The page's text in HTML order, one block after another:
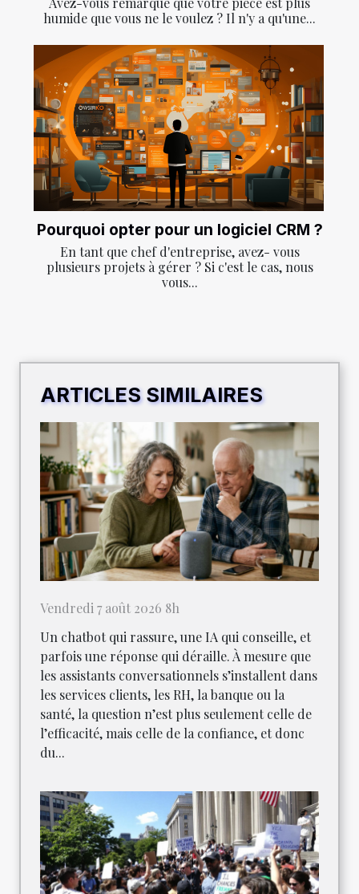
humide que vous ne le voulez ? Il n'y a qu'une...
Pourquoi opter pour un logiciel CRM ?
En tant que chef d'entreprise, avez- vous
plusieurs projets à gérer ? Si c'est le cas, nous
vous...
ARTICLES SIMILAIRES
Vendredi 7 août 2026 8h
Un chatbot qui rassure, une IA qui conseille, et
parfois une réponse qui déraille. À mesure que
les assistants conversationnels s’installent dans
les services clients, les RH, la banque ou la
santé, la question n’est plus seulement celle de
l’efficacité, mais celle de la confiance, et donc
du...